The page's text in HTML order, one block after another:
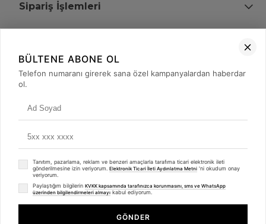
Sipariş İşlemleri
+90 (850) 473 08 08
© 2008 - 2026merterelektronik.com
- Tüm Hakları Saklıdır. Kredi kartı bilgileriniz 256bit SSL sertifikası ile
Whatsapp
BÜLTENE ABONE OL
Telefon numaranı girerek sana özel kampanyalardan haberdar
ol.
Tanıtım, pazarlama, reklam ve benzeri amaçlarla tarafıma ticari elektronik ileti
gönderilmesine izin veriyorum. Elektronik Ticari İleti Aydınlatma Metni 'ni okudum onay
veriyorum.
Paylaştığım bilgilerin KVKK kapsamında tarafınızca korunmasını, sms ve WhatsApp
üzerinden bilgilendirmeleri almayı kabul ediyorum.
GÖNDER